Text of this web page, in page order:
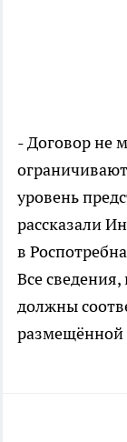
- Договор не
уровень
рассказали
в
Все
должны
размещённой